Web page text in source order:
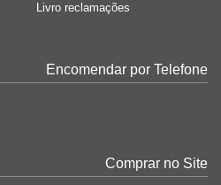
Livro reclamações
Encomendar por Telefone
Comprar no Site